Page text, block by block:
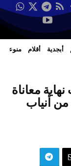
أبجدية أقلام منوعات
معاناة
أنياب